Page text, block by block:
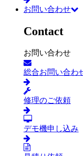
お問い合わせ
Contact
お問い合わせ
総合お問い合わ
修理のご依頼
デモ機申し込み